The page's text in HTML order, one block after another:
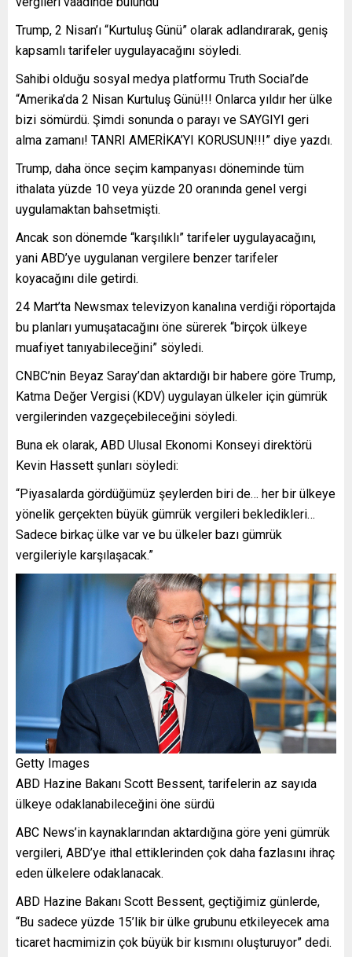
Trump, 2 Nisan’ı “Kurtuluş Günü” olarak adlandırarak, geniş
kapsamlı tarifeler uygulayacağını söyledi.
Sahibi olduğu sosyal medya platformu Truth Social’de
“Amerika’da 2 Nisan Kurtuluş Günü!!! Onlarca yıldır her ülke
bizi sömürdü. Şimdi sonunda o parayı ve SAYGIYI geri
alma zamanı! TANRI AMERİKA’YI KORUSUN!!!” diye yazdı.
Trump, daha önce seçim kampanyası döneminde tüm
ithalata yüzde 10 veya yüzde 20 oranında genel vergi
uygulamaktan bahsetmişti.
Ancak son dönemde “karşılıklı” tarifeler uygulayacağını,
yani ABD’ye uygulanan vergilere benzer tarifeler
koyacağını dile getirdi.
24 Mart’ta Newsmax televizyon kanalına verdiği röportajda
bu planları yumuşatacağını öne sürerek “birçok ülkeye
muafiyet tanıyabileceğini” söyledi.
CNBC’nin Beyaz Saray’dan aktardığı bir habere göre Trump,
Katma Değer Vergisi (KDV) uygulayan ülkeler için gümrük
vergilerinden vazgeçebileceğini söyledi.
Buna ek olarak, ABD Ulusal Ekonomi Konseyi direktörü
Kevin Hassett şunları söyledi:
“Piyasalarda gördüğümüz şeylerden biri de… her bir ülkeye
yönelik gerçekten büyük gümrük vergileri bekledikleri…
Sadece birkaç ülke var ve bu ülkeler bazı gümrük
vergileriyle karşılaşacak.”
Getty Images
ABD Hazine Bakanı Scott Bessent, tarifelerin az sayıda
ülkeye odaklanabileceğini öne sürdü
ABC News’in kaynaklarından aktardığına göre yeni gümrük
vergileri, ABD’ye ithal ettiklerinden çok daha fazlasını ihraç
eden ülkelere odaklanacak.
ABD Hazine Bakanı Scott Bessent, geçtiğimiz günlerde,
“Bu sadece yüzde 15’lik bir ülke grubunu etkileyecek ama
ticaret hacmimizin çok büyük bir kısmını oluşturuyor” dedi.